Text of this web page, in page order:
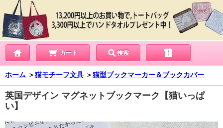
カート 検索
ホーム ＞猫モチーフ文具 ＞猫型ブックマーカー＆ブックカバー
英国デザイン マグネットブックマーク【猫いっぱ
い】